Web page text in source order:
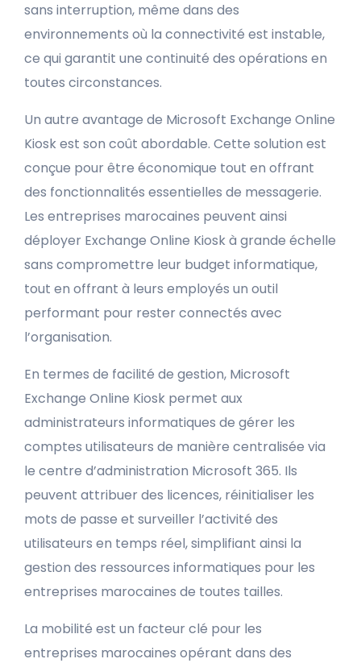
sans interruption, même dans des
environnements où la connectivité est instable,
ce qui garantit une continuité des opérations en
toutes circonstances.
Un autre avantage de Microsoft Exchange Online
Kiosk est son coût abordable. Cette solution est
conçue pour être économique tout en offrant
des fonctionnalités essentielles de messagerie.
Les entreprises marocaines peuvent ainsi
déployer Exchange Online Kiosk à grande échelle
sans compromettre leur budget informatique,
tout en offrant à leurs employés un outil
performant pour rester connectés avec
l’organisation.
En termes de facilité de gestion, Microsoft
Exchange Online Kiosk permet aux
administrateurs informatiques de gérer les
comptes utilisateurs de manière centralisée via
le centre d’administration Microsoft 365. Ils
peuvent attribuer des licences, réinitialiser les
mots de passe et surveiller l’activité des
utilisateurs en temps réel, simplifiant ainsi la
gestion des ressources informatiques pour les
entreprises marocaines de toutes tailles.
La mobilité est un facteur clé pour les
entreprises marocaines opérant dans des